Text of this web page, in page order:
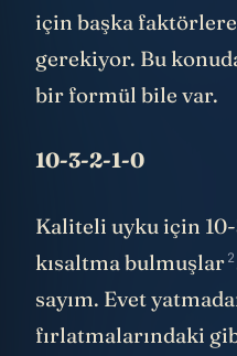
için başka
gerekiyor. Bu
bir formül bile var.
10-3-2-1-0
Kaliteli uyku için
kısaltmabulmuşlar2
sayım. Evet
fırlatmalarındaki